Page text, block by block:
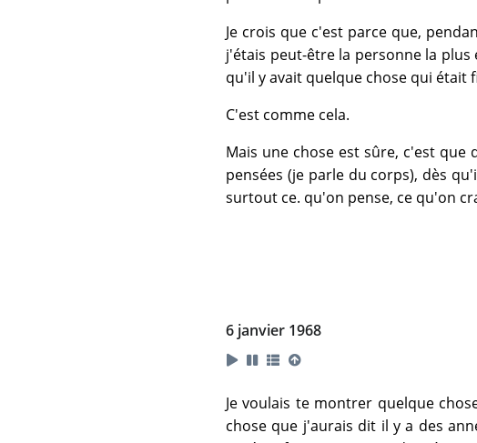
Je crois que c'est parce que,
j'étais peut-être la personne la
qu'il y avait quelque chose qui était
C'est comme cela.
Mais une chose est sûre, c'est que
pensées (je parle du corps), dès
surtout ce. qu'on pense, ce qu'on
6 janvier 1968
Je voulais te montrer quelque
chose que j'aurais dit il y a des